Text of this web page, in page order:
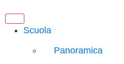
Scuola
Panoramica